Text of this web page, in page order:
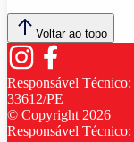
Voltar ao topo
Responsável Técnico:
33612/PE
© Copyright2026
Responsável Técnico: